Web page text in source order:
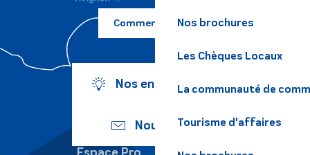
Nos brochures
Les Chèques Locaux
La communauté de
Tourisme d'affaires
Comment venir ?
Nos engagements
Nous écrire